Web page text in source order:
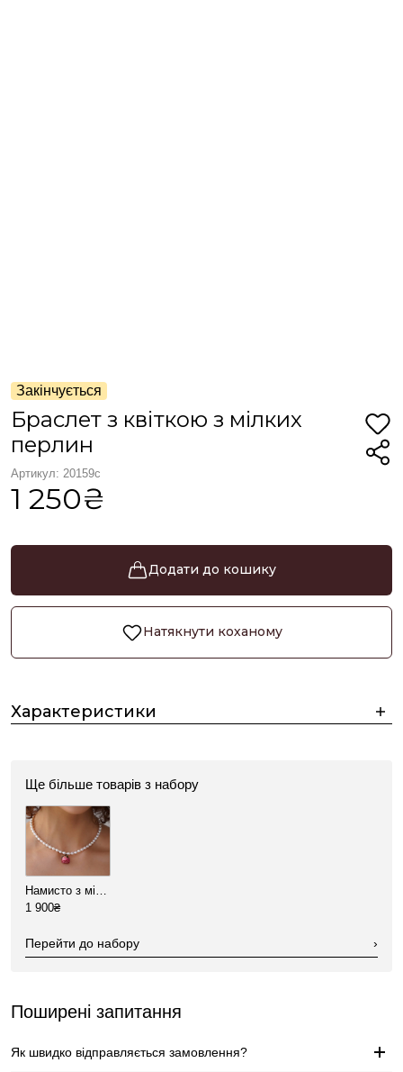
Закінчується
Браслет з квіткою з мілких
перлин
Артикул: 20159с
1 250₴
Додати до кошику
Натякнути коханому
Характеристики
Ще більше товарів з набору
1 900₴
Перейти до набору ›
Поширені запитання
Як швидко відправляється замовлення?